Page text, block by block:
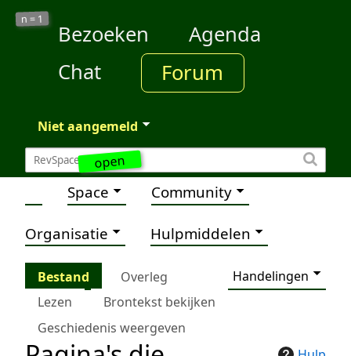
open
n = 1
Bezoeken
Agenda
Chat
Forum
Niet aangemeld
Space Community
Organisatie Hulpmiddelen
Bestand Overleg
Handelingen
Lezen
Brontekst bekijken
Geschiedenis weergeven